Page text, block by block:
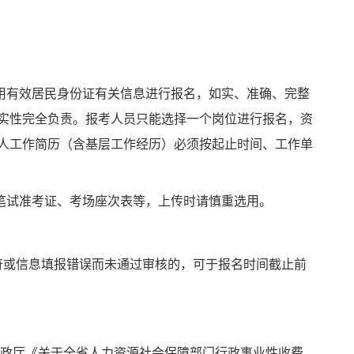
效居民身份证有关信息进行报名， 如实、准确、完整
性完全负责。 报考人员 只能选择一个岗位进行报名，资
作简历（含基层工作经历）必须按起止时间、工作单
试准考证、考场座次表等，上传时请慎重选用。
信息填报错误而未通过审核的，可于报名时间截止前